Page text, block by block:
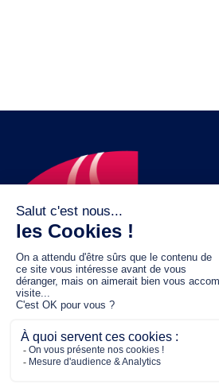
Le fonds de dotation MGC s’engage à
jouer un rôle dans la prévention santé
pour tous.
2/4 place de l’Abbé G. Hénocque
75637 PARIS CEDEX 13
01 40 78 06 56